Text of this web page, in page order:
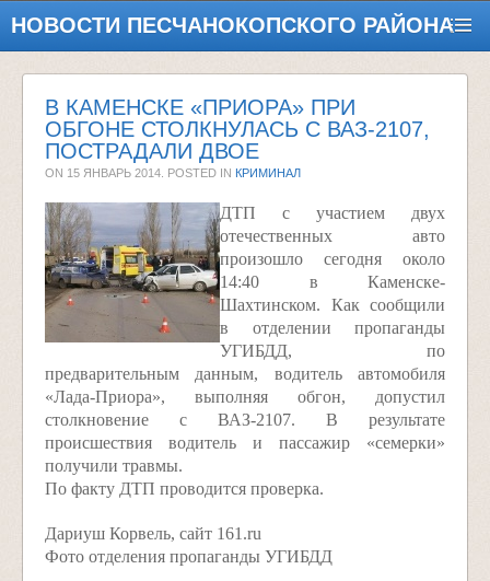
НОВОСТИ ПЕСЧАНОКОПСКОГО РАЙОНА
В КАМЕНСКЕ «ПРИОРА» ПРИ
ОБГОНЕ СТОЛКНУЛАСЬ С ВАЗ-2107,
ПОСТРАДАЛИ ДВОЕ
ON 15 ЯНВАРЬ 2014 . POSTED IN КРИМИНАЛ
ДТП с участием двух
отечественных авто
произошло сегодня около
14:40 в Каменске-
Шахтинском. Как сообщили
в отделении пропаганды
УГИБДД, по
предварительным данным, водитель автомобиля
«Лада-Приора», выполняя обгон, допустил
столкновение с ВАЗ-2107. В результате
происшествия водитель и пассажир «семерки»
получили травмы.
По факту ДТП проводится проверка.
Дариуш Корвель, сайт 161.ru
Фото отделения пропаганды УГИБДД